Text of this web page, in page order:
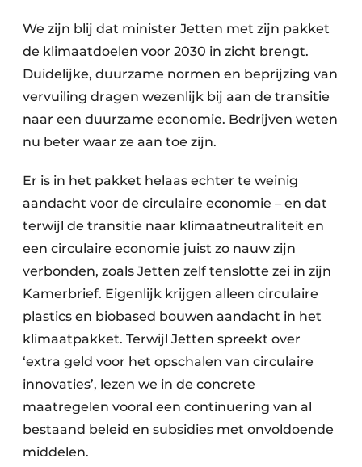
We zijn blij dat minister Jetten met zijn pakket
de klimaatdoelen voor 2030 in zicht brengt.
Duidelijke, duurzame normen en beprijzing van
vervuiling dragen wezenlijk bij aan de transitie
naar een duurzame economie. Bedrijven weten
nu beter waar ze aan toe zijn.
Er is in het pakket helaas echter te weinig
aandacht voor de circulaire economie – en dat
terwijl de transitie naar klimaatneutraliteit en
een circulaire economie juist zo nauw zijn
verbonden, zoals Jetten zelf tenslotte zei in zijn
Kamerbrief. Eigenlijk krijgen alleen circulaire
plastics en biobased bouwen aandacht in het
klimaatpakket. Terwijl Jetten spreekt over
‘extra geld voor het opschalen van circulaire
innovaties’, lezen we in de concrete
maatregelen vooral een continuering van al
bestaand beleid en subsidies met onvoldoende
middelen.